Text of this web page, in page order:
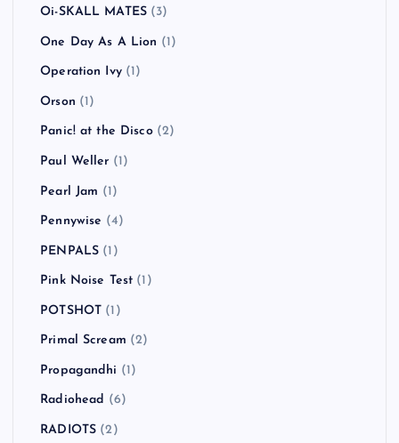
Oi-SKALL MATES (3)
One Day As A Lion (1)
Operation Ivy(1)
Orson (1)
Panic! at the Disco(2)
Paul Weller (1)
Pearl Jam (1)
Pennywise (4)
PENPALS (1)
Pink Noise Test (1)
POTSHOT (1)
Primal Scream (2)
Propagandhi (1)
Radiohead (6)
RADIOTS (2)